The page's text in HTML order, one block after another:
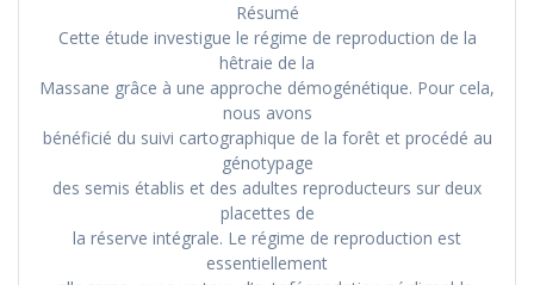
Résumé
Cette étude investigue le régime de reproduction de la
hêtraie de la
Massane grâce à une approche démogénétique. Pour cela,
nous avons
bénéficié du suivi cartographique de la forêt et procédé au
génotypage
des semis établis et des adultes reproducteurs sur deux
placettes de
la réserve intégrale. Le régime de reproduction est
essentiellement